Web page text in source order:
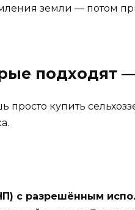
земли — потом
подходят
купить
с разрешённым